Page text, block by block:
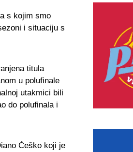
s kojim smo
i situaciju s
titula
u polufinale
utakmici bili
do polufinala i
Ćeško koji je